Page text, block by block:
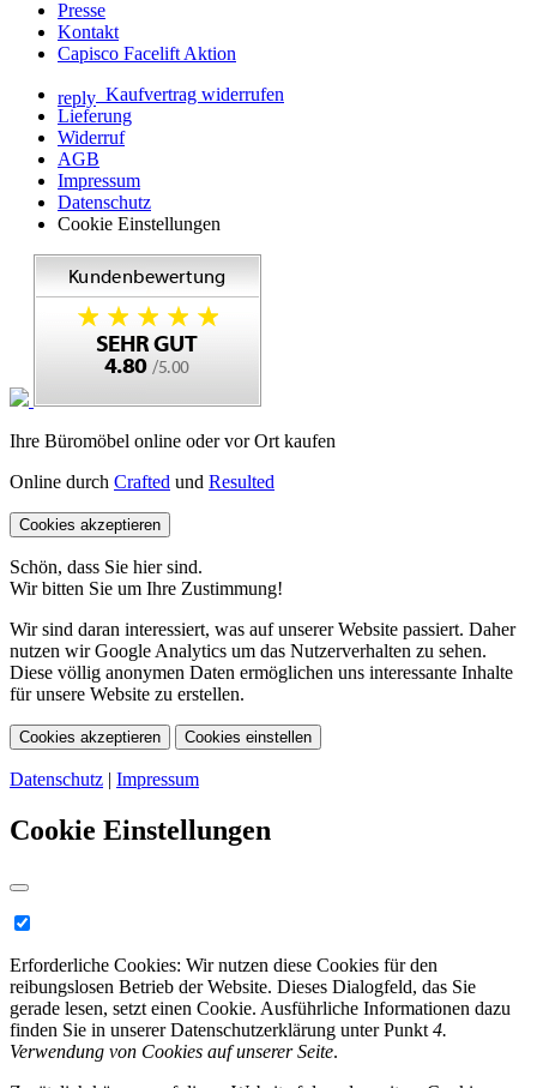
Presse
Kontakt
Capisco Facelift Aktion
reply Kaufvertrag widerrufen
Lieferung
Widerruf
AGB
Impressum
Datenschutz
Cookie Einstellungen
Ihre Büromöbel online oder vor Ort kaufen
Online durch Crafted und Resulted
Cookies akzeptieren
Schön, dass Sie hier sind.
Wir bitten Sie um Ihre Zustimmung!
Wir sind daran interessiert, was auf unserer Website passiert. Daher
nutzen wir Google Analytics um das Nutzerverhalten zu sehen.
Diese völlig anonymen Daten ermöglichen uns interessante Inhalte
für unsere Website zu erstellen.
Cookies akzeptieren Cookies einstellen
Datenschutz | Impressum
Cookie Einstellungen
Erforderliche Cookies: Wir nutzen diese Cookies für den
reibungslosen Betrieb der Website. Dieses Dialogfeld, das Sie
gerade lesen, setzt einen Cookie. Ausführliche Informationen dazu
finden Sie in unserer Datenschutzerklärung unter Punkt 4.
Verwendung von Cookies auf unserer Seite.